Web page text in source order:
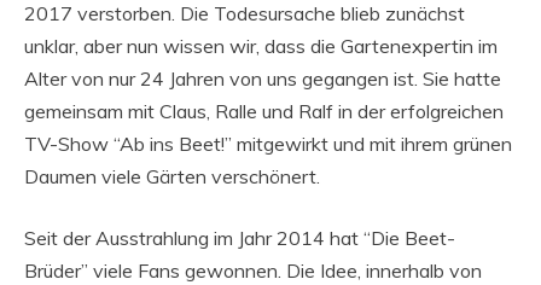
2017 verstorben. Die Todesursache blieb zunächst
unklar, aber nun wissen wir, dass die Gartenexpertin im
Alter von nur 24 Jahren von uns gegangen ist. Sie hatte
gemeinsam mit Claus, Ralle und Ralf in der erfolgreichen
TV-Show “Ab ins Beet!” mitgewirkt und mit ihrem grünen
Daumen viele Gärten verschönert.
Seit der Ausstrahlung im Jahr 2014 hat “Die Beet-
Brüder” viele Fans gewonnen. Die Idee, innerhalb von